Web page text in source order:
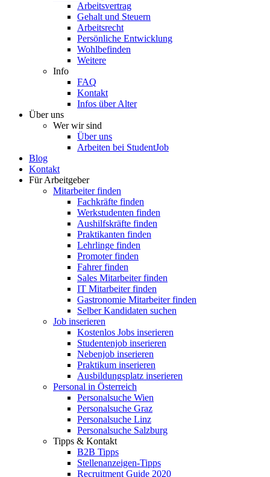
Arbeitsvertrag
Gehalt und Steuern
Arbeitsrecht
Persönliche Entwicklung
Wohlbefinden
Weitere
Info
FAQ
Kontakt
Infos über Alter
Über uns
Wer wir sind
Über uns
Arbeiten bei StudentJob
Blog
Kontakt
Für Arbeitgeber
Mitarbeiter finden
Fachkräfte finden
Werkstudenten finden
Aushilfskräfte finden
Praktikanten finden
Lehrlinge finden
Promoter finden
Fahrer finden
Sales Mitarbeiter finden
IT Mitarbeiter finden
Gastronomie Mitarbeiter finden
Selber Kandidaten suchen
Job inserieren
Kostenlos Jobs inserieren
Studentenjob inserieren
Nebenjob inserieren
Praktikum inserieren
Ausbildungsplatz inserieren
Personal in Österreich
Personalsuche Wien
Personalsuche Graz
Personalsuche Linz
Personalsuche Salzburg
Tipps & Kontakt
B2B Tipps
Stellenanzeigen-Tipps
Recruitment Guide 2020